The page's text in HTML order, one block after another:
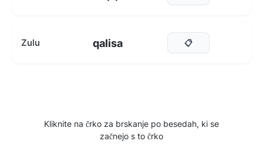
Zulu qalisa 📋
Kliknite na črko za brskanje po besedah, ki se
začnejo s to črko